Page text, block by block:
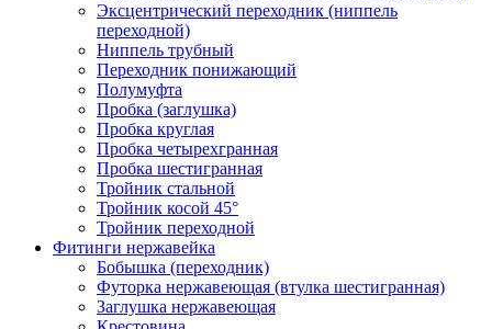
Эксцентрический переходник (ниппель
переходной)
Ниппель трубный
Переходник понижающий
Полумуфта
Пробка (заглушка)
Пробка круглая
Пробка четырехгранная
Пробка шестигранная
Тройник стальной
Тройник косой 45°
Тройник переходной
Фитинги нержавейка
Бобышка (переходник)
Футорка нержавеющая (втулка шестигранная)
Заглушка нержавеющая